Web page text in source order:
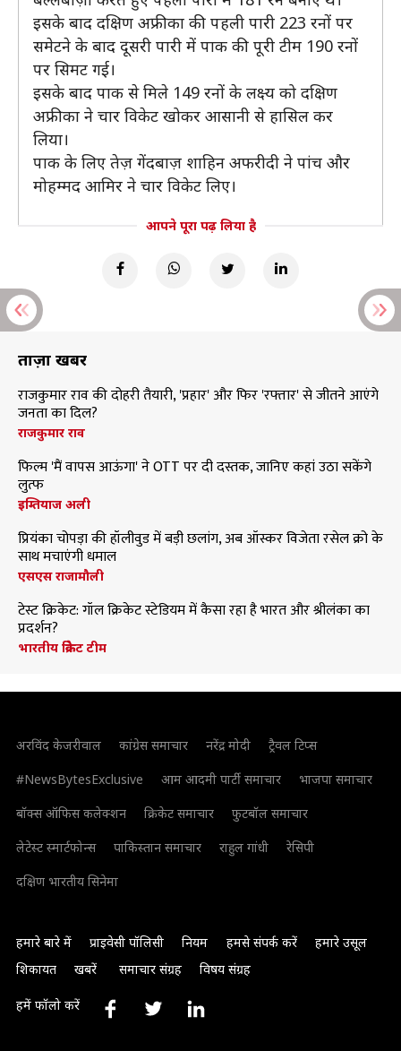
इसके बाद दक्षिण अफ्रीका की पहली पारी 223 रनों पर
समेटने के बाद दूसरी पारी में पाक की पूरी टीम 190 रनों
पर सिमट गई।
इसके बाद पाक से मिले 149 रनों के लक्ष्य को दक्षिण
अफ्रीका ने चार विकेट खोकर आसानी से हासिल कर
लिया।
पाक के लिए तेज़ गेंदबाज़ शाहिन अफरीदी ने पांच और
मोहम्मद आमिर ने चार विकेट लिए।
आपने पूरा पढ़ लिया है
ताज़ा खबरें
राजकुमार राव की दोहरी तैयारी, 'प्रहार' और फिर 'रफ्तार' से जीतने आएंगे
जनता का दिल?
राजकुमार राव
फिल्म 'मैं वापस आऊंगा' ने OTT पर दी दस्तक, जानिए कहां उठा सकेंगे
लुत्फ
इम्तियाज अली
प्रियंका चोपड़ा की हॉलीवुड में बड़ी छलांग, अब ऑस्कर विजेता रसेल क्रो के
साथ मचाएंगी धमाल
एसएस राजामौली
टेस्ट क्रिकेट: गॉल क्रिकेट स्टेडियम में कैसा रहा है भारत और श्रीलंका का
प्रदर्शन?
भारतीय क्रिकेट टीम
अरविंद केजरीवाल कांग्रेस समाचार नरेंद्र मोदी
ट्रैवल टिप्स
#NewsBytesExclusive
आम आदमी पार्टी समाचार
भाजपा समाचार
बॉक्स ऑफिस कलेक्शन
क्रिकेट समाचार
फुटबॉल समाचार
लेटेस्ट स्मार्टफोन्स
पाकिस्तान समाचार राहुल गांधी
रेसिपी
दक्षिण भारतीय सिनेमा
हमारे बारे में प्राइवेसी पॉलिसी नियम हमसे संपर्क करें
हमारे उसूल
शिकायत
खबरें समाचार संग्रह विषय संग्रह
हमें फॉलो करें